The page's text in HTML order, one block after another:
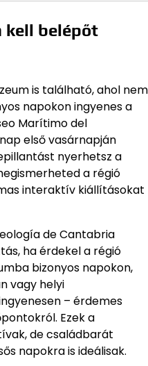
kell belépőt
is található, ahol nem
napokon ingyenes a
Marítimo del
első vasárnapján
nyerhetsz a
a régió
interaktív kiállításokat
de Cantabria
ha érdekel a régió
bizonyos napokon,
vagy helyi
– érdemes
Ezek a
de családbarát
napokra is ideálisak.